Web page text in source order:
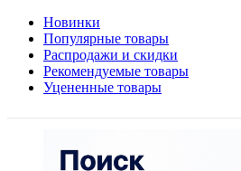
Новинки
Популярные товары
Распродажи и скидки
Рекомендуемые товары
Уцененные товары